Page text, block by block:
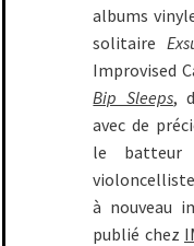
albums
solitaire
Improvised
Bip Sleeps,
avec de
le batteur
violoncelliste
à nouveau
publié chez